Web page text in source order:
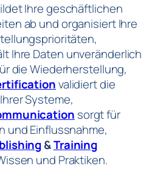
Ihre geschäftlichen
ab und organisiert Ihre
Ihre Daten unveränderlich
die Wiederherstellung,
validiert die
Systeme,
sorgt für
und Einflussnahme,
&Training
und Praktiken.